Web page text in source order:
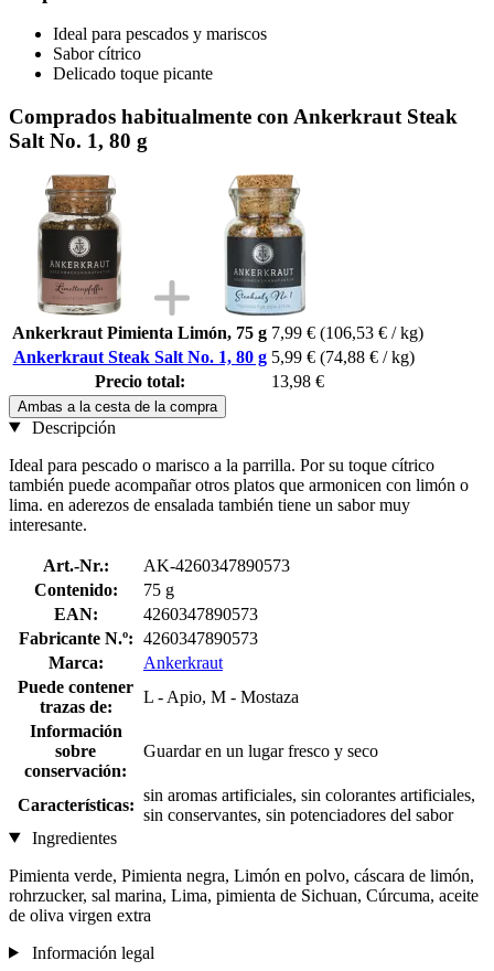
Ideal para pescados y mariscos
Sabor cítrico
Delicado toque picante
Comprados habitualmente con Ankerkraut Steak
Salt No. 1, 80 g
Ankerkraut Pimienta Limón, 75 g 7,99 € (106,53 € / kg)
Ankerkraut Steak Salt No. 1, 80 g 5,99 € (74,88 € / kg)
Precio total:
13,98 €
Ambas a la cesta de la compra
Descripción
Ideal para pescado o marisco a la parrilla. Por su toque cítrico
también puede acompañar otros platos que armonicen con limón o
lima. en aderezos de ensalada también tiene un sabor muy
interesante.
Art.-Nr.:
AK-4260347890573
Contenido:
75 g
EAN:
4260347890573
Fabricante N.º: 4260347890573
Marca:
Ankerkraut
Puede contener
trazas de:
L - Apio, M - Mostaza
Información
sobre
conservación:
Guardar en un lugar fresco y seco
Características:
sin aromas artificiales, sin colorantes artificiales,
sin conservantes, sin potenciadores del sabor
Ingredientes
Pimienta verde, Pimienta negra, Limón en polvo, cáscara de limón,
rohrzucker, sal marina, Lima, pimienta de Sichuan, Cúrcuma, aceite
de oliva virgen extra
Información legal